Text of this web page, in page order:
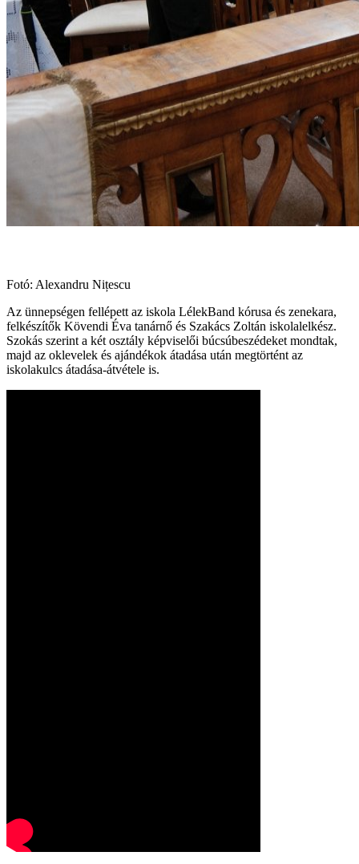
Fotó: Alexandru Nițescu
Az ünnepségen fellépett az iskola LélekBand kórusa és zenekara,
felkészítők Kövendi Éva tanárnő és Szakács Zoltán iskolalelkész.
Szokás szerint a két osztály képviselői búcsúbeszédeket mondtak,
majd az oklevelek és ajándékok átadása után megtörtént az
iskolakulcs átadása-átvétele is.